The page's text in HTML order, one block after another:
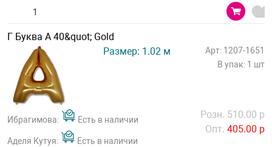
Г Буква A 40&quot; Gold
Размер: 1.02 м
Арт: 1207-1651
В упак: 1 шт
Ибрагимова: Есть в наличии
Аделя Кутуя: Есть в наличии
Розн. 510.00 р
Опт. 405.00 р